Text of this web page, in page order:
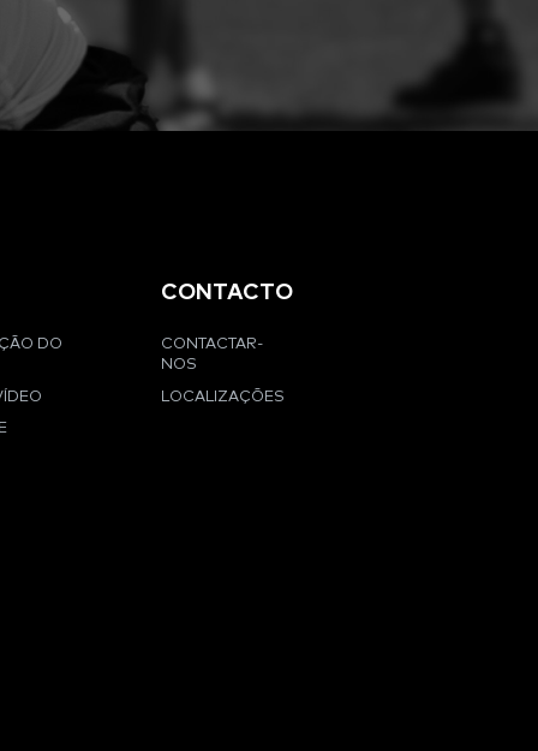
DO
CONTACTO
CONTACTAR-
NOS
LOCALIZAÇÕES